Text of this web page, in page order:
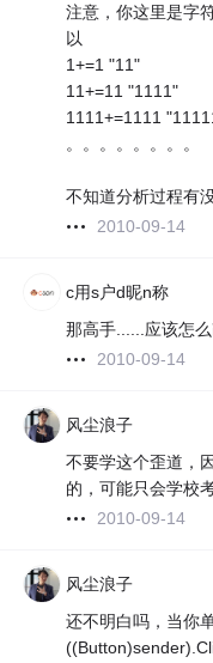
注意，你这里是字
以
1+=1 "11"
11+=11 "1111"
1111+=1111
。。。。。。。。
不知道分析过程有
2010-09-14
c用s户d昵n称
那高手......应该怎
2010-09-14
风尘浪子
不要学这个歪道，
的，可能只会学校
2010-09-14
风尘浪子
还不明白吗，当你